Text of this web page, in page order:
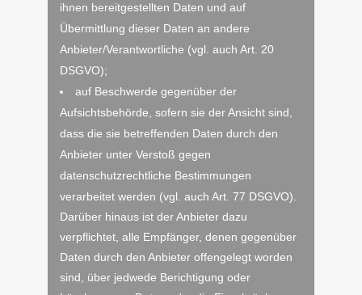
ihnen bereitgestellten Daten und auf
Übermittlung dieser Daten an andere
Anbieter/Verantwortliche (vgl. auch Art. 20
DSGVO);
auf Beschwerde gegenüber der
Aufsichtsbehörde, sofern sie der Ansicht sind,
dass die sie betreffenden Daten durch den
Anbieter unter Verstoß gegen
datenschutzrechtliche Bestimmungen
verarbeitet werden (vgl. auch Art. 77 DSGVO).
Darüber hinaus ist der Anbieter dazu
verpflichtet, alle Empfänger, denen gegenüber
Daten durch den Anbieter offengelegt worden
sind, über jedwede Berichtigung oder